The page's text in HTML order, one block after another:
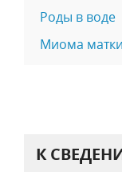
Роды в воде
Миома
К